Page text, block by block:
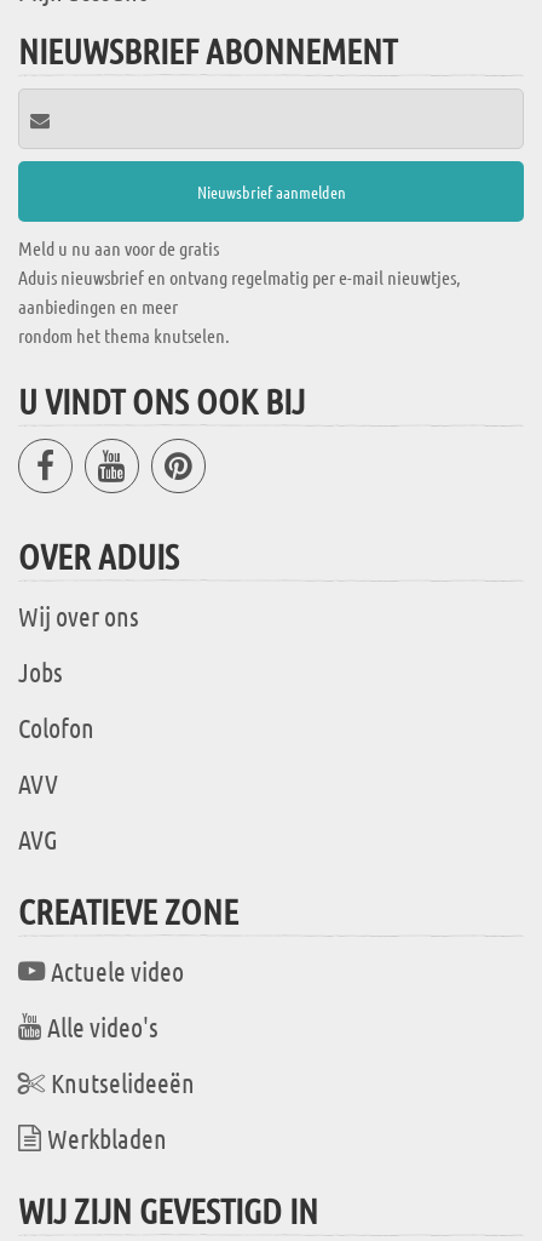
NIEUWSBRIEF ABONNEMENT
Meld u nu aan voor de gratis
Aduis nieuwsbrief en ontvang regelmatig per e-mail nieuwtjes,
aanbiedingen en meer
rondom het thema knutselen.
U VINDT ONS OOK BIJ
OVER ADUIS
Wij over ons
Jobs
Colofon
AVV
AVG
CREATIEVE ZONE
Actuele video
Alle video's
Knutselideeën
Werkbladen
WIJ ZIJN GEVESTIGD IN